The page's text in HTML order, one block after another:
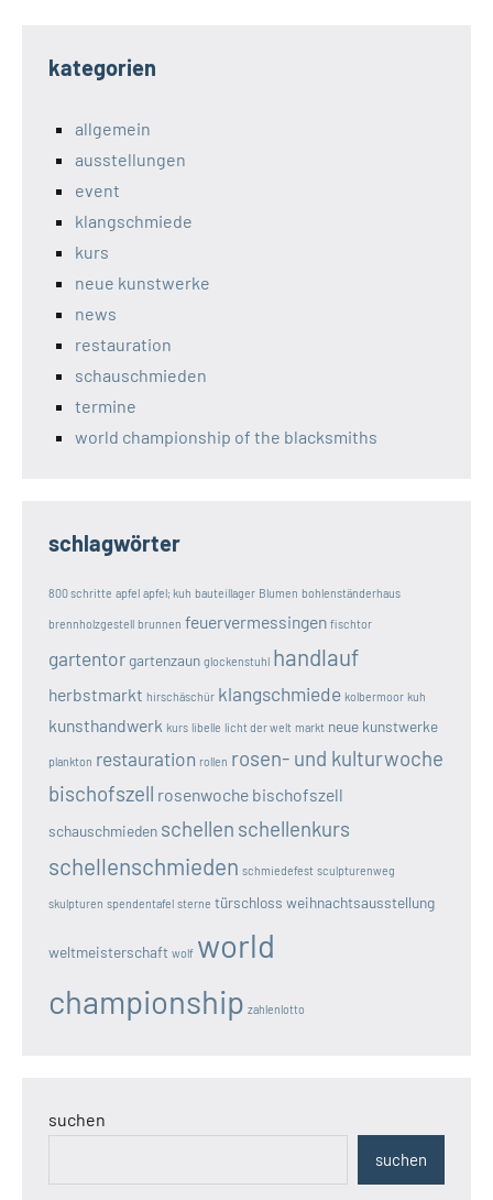
kategorien
allgemein
ausstellungen
event
klangschmiede
kurs
neue kunstwerke
news
restauration
schauschmieden
termine
world championship of the blacksmiths
schlagwörter
800 schritte apfel apfel; kuh bauteillager Blumen bohlenständerhaus
brennholzgestell brunnen feuervermessingen fischtor
gartentor gartenzaun glockenstuhl handlauf
herbstmarkt hirschäschür klangschmiede kolbermoor kuh
kunsthandwerk kurs libelle licht der welt markt neue kunstwerke
plankton restauration rollen rosen- und kulturwoche
bischofszell rosenwoche bischofszell
schauschmieden schellen schellenkurs
schellenschmieden schmiedefest sculpturenweg
skulpturen spendentafel sterne türschloss weihnachtsausstellung
weltmeisterschaft wolf world
championship zahlenlotto
suchen
suchen